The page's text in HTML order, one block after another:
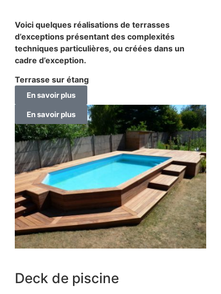
Voici quelques réalisations de terrasses
d’exceptions présentant des complexités
techniques particulières, ou créées dans un
cadre d’exception.
Terrasse sur étang
En savoir plus
Deck de piscine
En savoir plus